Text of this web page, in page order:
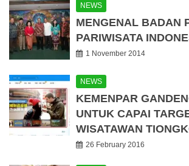
NEWS
MENGENAL BADAN
PARIWISATA
1 November 2014
NEWS
KEMENPAR
UNTUK CAPAI
WISATAWAN
26 February 2016